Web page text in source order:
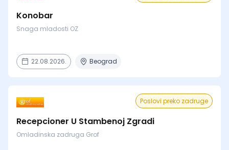
Konobar
Snaga mladosti OZ
22.08.2026. Beograd
Poslovi preko zadruge
Recepcioner U Stambenoj Zgradi
Omladinska zadruga Grof